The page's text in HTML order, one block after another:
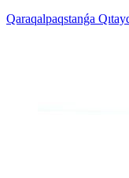
Qaraqalpaqstanǵa